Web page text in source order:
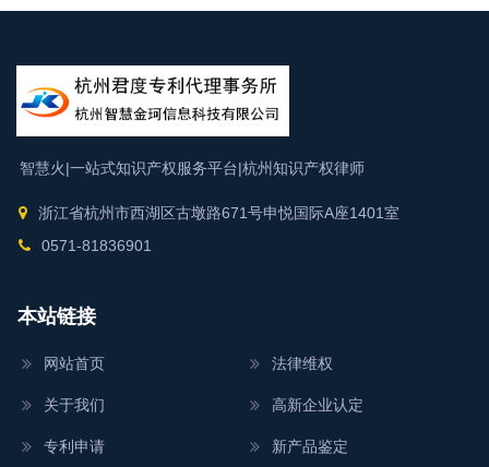
智慧火|一站式知识产权服务平台|杭州知识产权律师
浙江省杭州市西湖区古墩路671号申悦国际A座1401室
0571-81836901
本站链接
网站首页
关于我们
专利申请
法律维权
高新企业认定
新产品鉴定